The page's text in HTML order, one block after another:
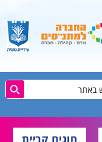
חוגים קריית